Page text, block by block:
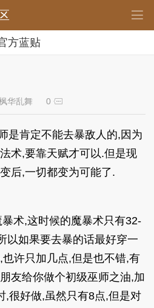
方蓝贴
华乱舞 0
肯定不能去暴敌人的,因为
术,要靠天赋才可以.但是现
后,一切都变为可能了.
术,这时候的魔暴术只有32-
以如果要去暴的话最好穿一
许只加几点,但是也不错,有
友给你做个初级巫师之油,加
,很好做,虽然只有8点,但是对